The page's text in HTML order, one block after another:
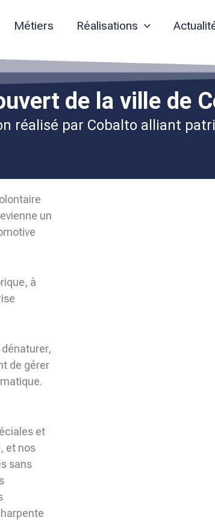
Métiers Réalisations
de la ville de
réalisé par Cobalto alliant
un
à
de gérer
et
et nos
sans